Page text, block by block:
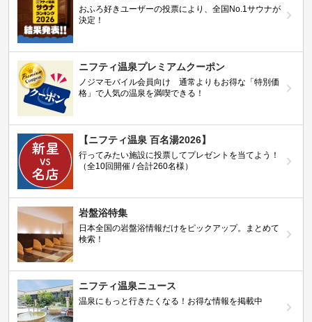
おふろ好きユーザーの投票により、全国No.1サウナが
決定！
ニフティ温泉プレミアムクーポン
ノジマモバイル会員向け 通常よりもお得な「特別価
格」で人気の温泉を満喫できる！
【ニフティ温泉 百名湯2026】
行ってみたい施設に投票してプレゼントを当てよう！
（全10回開催 / 合計260名様）
岩盤浴特集
日本全国の岩盤浴情報だけをピックアップ。まとめて
検索！
ニフティ温泉ニュース
温泉にもっと行きたくなる！お得な情報を掲載中